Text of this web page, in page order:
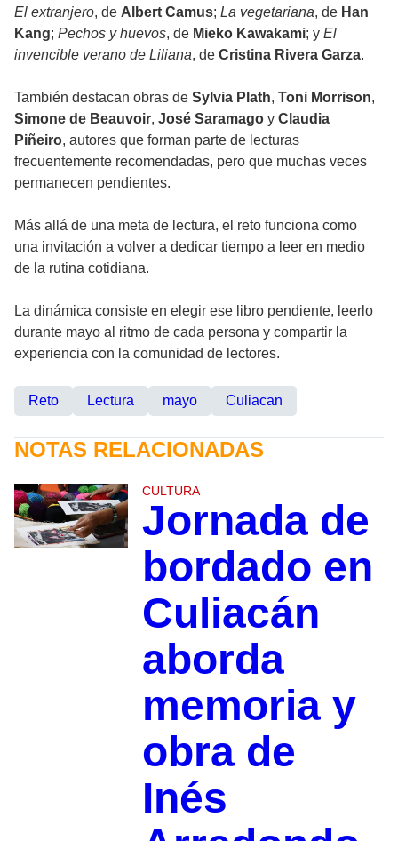
El extranjero, de Albert Camus; La vegetariana, de Han
Kang; Pechos y huevos, de Mieko Kawakami; y El
invencible verano de Liliana, de Cristina Rivera Garza.
También destacan obras de Sylvia Plath, Toni Morrison,
Simone de Beauvoir, José Saramago y Claudia
Piñeiro, autores que forman parte de lecturas
frecuentemente recomendadas, pero que muchas veces
permanecen pendientes.
Más allá de una meta de lectura, el reto funciona como
una invitación a volver a dedicar tiempo a leer en medio
de la rutina cotidiana.
La dinámica consiste en elegir ese libro pendiente, leerlo
durante mayo al ritmo de cada persona y compartir la
experiencia con la comunidad de lectores.
Reto Lectura mayo Culiacan
NOTAS RELACIONADAS
CULTURA
Jornada de
bordado en
Culiacán
aborda
memoria y
obra de
Inés